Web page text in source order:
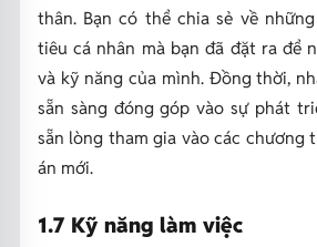
thân. Bạn có thể chia sẻ về
tiêu cá nhân mà bạn đã đặt ra để
và kỹ năng của mình. Đồng thời,
sẵn sàng đóng góp vào sự phát
sẵn lòng tham gia vào các chương
án mới.
1.7 Kỹ năng làm việc